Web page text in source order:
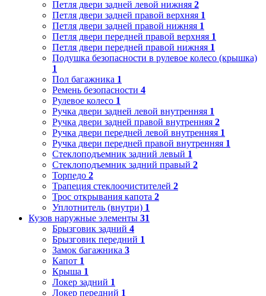
Петля двери задней левой нижняя 2
Петля двери задней правой верхняя 1
Петля двери задней правой нижняя 1
Петля двери передней правой верхняя 1
Петля двери передней правой нижняя 1
Подушка безопасности в рулевое колесо (крышка)
1
Пол багажника 1
Ремень безопасности 4
Рулевое колесо 1
Ручка двери задней левой внутренняя 1
Ручка двери задней правой внутренняя 2
Ручка двери передней левой внутренняя 1
Ручка двери передней правой внутренняя 1
Стеклоподъемник задний левый 1
Стеклоподъемник задний правый 2
Торпедо 2
Трапеция стеклоочистителей 2
Трос открывания капота 2
Уплотнитель (внутри) 1
Кузов наружные элементы 31
Брызговик задний 4
Брызговик передний 1
Замок багажника 3
Капот 1
Крыша 1
Локер задний 1
Локер передний 1